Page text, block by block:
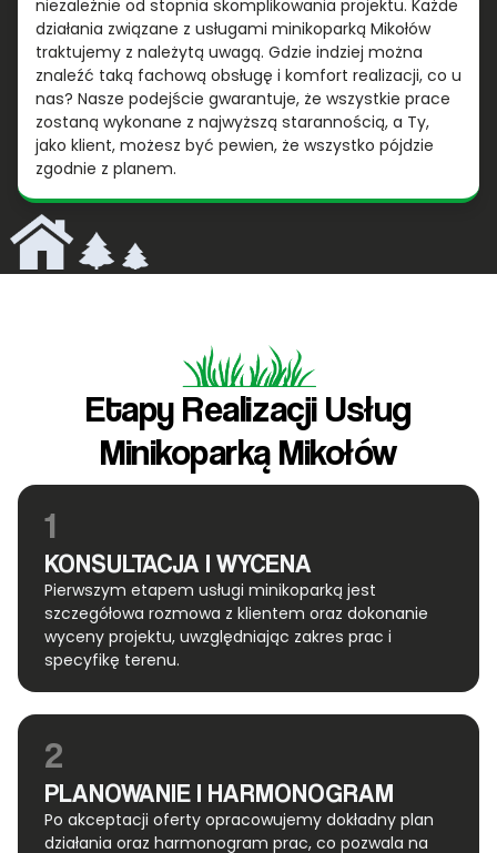
niezależnie od stopnia skomplikowania projektu. Każde
działania związane z usługami minikoparką Mikołów
traktujemy z należytą uwagą. Gdzie indziej można
znaleźć taką fachową obsługę i komfort realizacji, co u
nas? Nasze podejście gwarantuje, że wszystkie prace
zostaną wykonane z najwyższą starannością, a Ty,
jako klient, możesz być pewien, że wszystko pójdzie
zgodnie z planem.
Etapy Realizacji Usług
Minikoparką Mikołów
1
KONSULTACJA I WYCENA
Pierwszym etapem usługi minikoparką jest
szczegółowa rozmowa z klientem oraz dokonanie
wyceny projektu, uwzględniając zakres prac i
specyfikę terenu.
2
PLANOWANIE I HARMONOGRAM
Po akceptacji oferty opracowujemy dokładny plan
działania oraz harmonogram prac, co pozwala na